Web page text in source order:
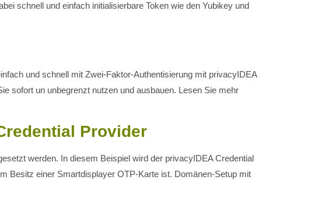
schnell und einfach initialisierbare Token wie den Yubikey und
und schnell mit Zwei-Faktor-Authentisierung mit privacyIDEA
sofort un unbegrenzt nutzen und ausbauen. Lesen Sie mehr
Provider
werden. In diesem Beispiel wird der privacyIDEA Credential
Besitz einer Smartdisplayer OTP-Karte ist. Domänen-Setup mit